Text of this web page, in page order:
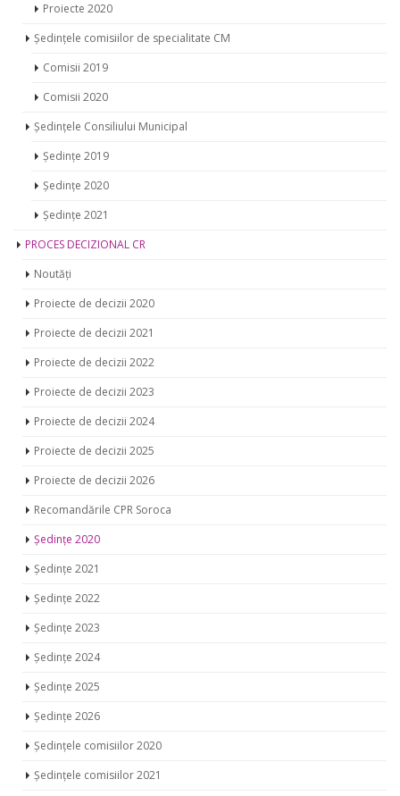
Proiecte 2020
Ședințele comisiilor de specialitate CM
Comisii 2019
Comisii 2020
Ședințele Consiliului Municipal
Ședințe 2019
Ședințe 2020
Ședințe 2021
PROCES DECIZIONAL CR
Noutăți
Proiecte de decizii 2020
Proiecte de decizii 2021
Proiecte de decizii 2022
Proiecte de decizii 2023
Proiecte de decizii 2024
Proiecte de decizii 2025
Proiecte de decizii 2026
Recomandările CPR Soroca
Ședințe 2020
Ședințe 2021
Ședințe 2022
Ședințe 2023
Ședințe 2024
Ședințe 2025
Ședințe 2026
Ședințele comisiilor 2020
Ședințele comisiilor 2021